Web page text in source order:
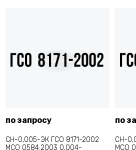
по запросу
СН-0,005-ЭК ГСО 8171-2002
МСО 0584:2003 0,004-
по
СН-
МСО